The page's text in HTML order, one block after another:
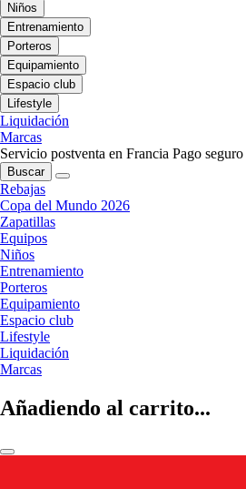
Niños
Entrenamiento
Porteros
Equipamiento
Espacio club
Lifestyle
Liquidación
Marcas
Servicio postventa en Francia Pago seguro
Buscar
Rebajas
Copa del Mundo 2026
Zapatillas
Equipos
Niños
Entrenamiento
Porteros
Equipamiento
Espacio club
Lifestyle
Liquidación
Marcas
Añadiendo al carrito...